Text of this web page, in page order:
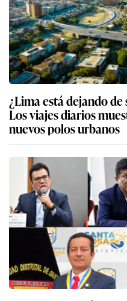
¿Lima está dejando
Los viajes diarios
nuevos polos urbanos